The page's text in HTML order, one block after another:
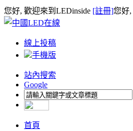
您好, 歡迎來到LEDinside [註冊]您好,
線上投稿
手機版
站內搜索
Google
首頁